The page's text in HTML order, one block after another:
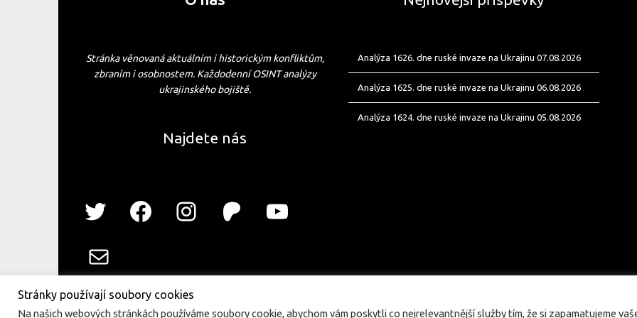
Stránka věnovaná aktuálním i historickým konfliktům,
zbraním i osobnostem. Každodenní OSINT analýzy
ukrajinského bojiště.
Najdete nás
Analýza 1626. dne ruské invaze na Ukrajinu 07.08.2026
Analýza 1625. dne ruské invaze na Ukrajinu 06.08.2026
Analýza 1624. dne ruské invaze na Ukrajinu 05.08.2026
Stránky používají soubory cookies
Na našich webových stránkách používáme soubory cookie, abychom vám poskytli co nejrelevantnější služby tím, že si zapamatujeme